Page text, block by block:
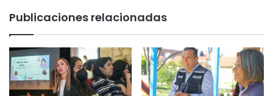
Publicaciones relacionadas